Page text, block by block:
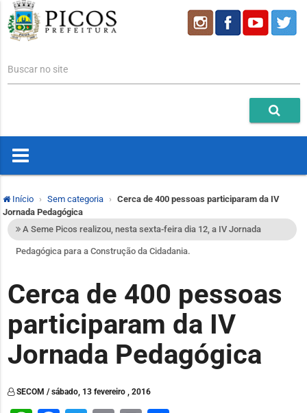
Buscar no site
Início Sem categoria
Cerca de 400 pessoas participaram da IV
Jornada Pedagógica
A Seme Picos realizou, nesta sexta-feira dia 12, a IV Jornada
Pedagógica para a Construção da Cidadania.
Cerca de 400 pessoas
participaram da IV
Jornada Pedagógica
SECOM / sábado, 13 fevereiro , 2016